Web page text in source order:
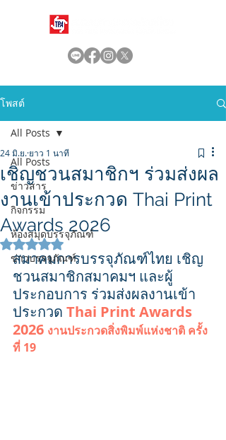
โพสต์
All Posts
ข่าวสาร
กิจกรรม
ห้องสมุดบรรจุภัณฑ์
ข่าวบรรจุภัณฑ์
All Posts
เชิญชวนสมาชิกฯ ร่วมส่งผล
งานเข้าประกวด Thai Print
Awards 2026
24 มิ.ย. ยาว 1 นาที
ได้รับ NaN เต็ม 5 ดาว
สมาคมการบรรจุภัณฑ์ไทย เชิญ
ชวนสมาชิกสมาคมฯ และผู้
ประกอบการ ร่วมส่งผลงานเข้า
ประกวด Thai Print Awards
2026 งานประกวดสิ่งพิมพ์แห่งชาติ ครั้ง
ที่ 19